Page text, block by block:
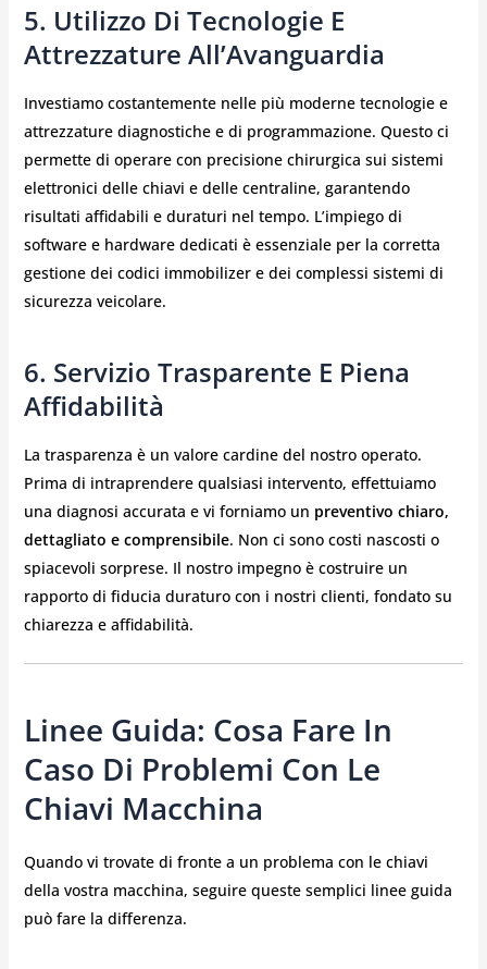
5. Utilizzo Di Tecnologie E
Attrezzature All’Avanguardia
Investiamo costantemente nelle più moderne tecnologie e
attrezzature diagnostiche e di programmazione. Questo ci
permette di operare con precisione chirurgica sui sistemi
elettronici delle chiavi e delle centraline, garantendo
risultati affidabili e duraturi nel tempo. L’impiego di
software e hardware dedicati è essenziale per la corretta
gestione dei codici immobilizer e dei complessi sistemi di
sicurezza veicolare.
6. Servizio Trasparente E Piena
Affidabilità
La trasparenza è un valore cardine del nostro operato.
Prima di intraprendere qualsiasi intervento, effettuiamo
una diagnosi accurata e vi forniamo un preventivo chiaro,
dettagliato e comprensibile. Non ci sono costi nascosti o
spiacevoli sorprese. Il nostro impegno è costruire un
rapporto di fiducia duraturo con i nostri clienti, fondato su
chiarezza e affidabilità.
Linee Guida: Cosa Fare In
Caso Di Problemi Con Le
Chiavi Macchina
Quando vi trovate di fronte a un problema con le chiavi
della vostra macchina, seguire queste semplici linee guida
può fare la differenza.